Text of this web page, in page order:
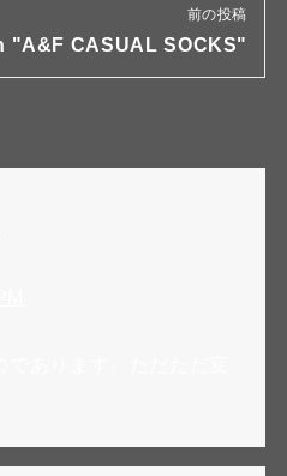
前の投稿
"A&F CASUAL SOCKS"